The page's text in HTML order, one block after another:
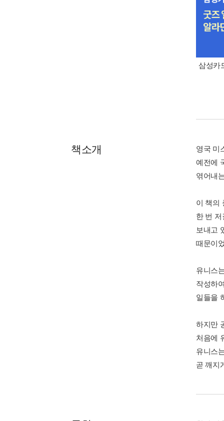
삼성카
책소개
영국 미
예전에
엮어내
이 책의
한 번
보내고
때문이
유니스
작성하
일들을
하지만
처음에
유니스
곧 깨지